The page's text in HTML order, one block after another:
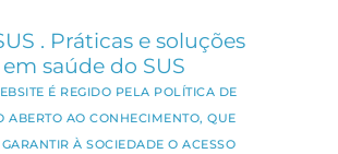
. Práticas e soluções
em saúde do SUS
É REGIDO PELA POLÍTICA DE
ABERTO AO CONHECIMENTO, QUE
À SOCIEDADE O ACESSO